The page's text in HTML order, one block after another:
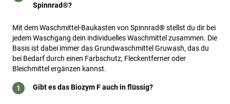
Spinnrad®?
Mit dem Waschmittel-Baukasten von Spinnrad® stellst du dir bei
jedem Waschgang dein individuelles Waschmittel zusammen. Die
Basis ist dabei immer das Grundwaschmittel Gruwash, das du
bei Bedarf durch einen Farbschutz, Fleckentferner oder
Bleichmittel ergänzen kannst.
Gibt es das Biozym F auch in flüssig?